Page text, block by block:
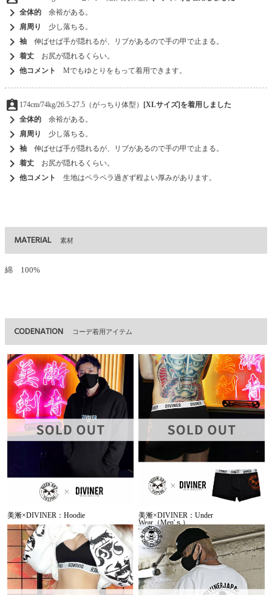
chevron_right 全体的 余裕がある。
chevron_right 肩周り 少し落ちる。
chevron_right 袖 伸ばせば手が隠れるが、リブがあるので手の甲で止まる。
chevron_right 着丈 お尻が隠れるくらい。
chevron_right 他コメント Mでもゆとりをもって着用できます。
assignment_ind 174cm/74kg/26.5-27.5（がっちり体型） [XLサイズ]を着用しました
chevron_right 全体的 余裕がある。
chevron_right 肩周り 少し落ちる。
chevron_right 袖 伸ばせば手が隠れるが、リブがあるので手の甲で止まる。
chevron_right 着丈 お尻が隠れるくらい。
chevron_right 他コメント 生地はペラペラ過ぎず程よい厚みがあります。
MATERIAL 素材
綿 100%
CODENATION コーデ着用アイテム
美漸×DIVINER：Hoodie
美漸×DIVINER：Under
Wear（Men'ｓ）